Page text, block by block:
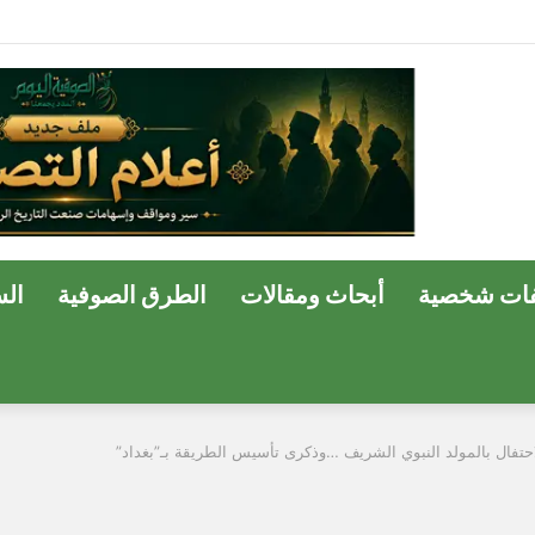
وسفير الحب الإلهي في مصر
شخصية أبحاث ومقالات الطرق الصوفية
بالمولد النبوي الشريف …وذكرى تأسيس الطريقة بـ”بغداد”